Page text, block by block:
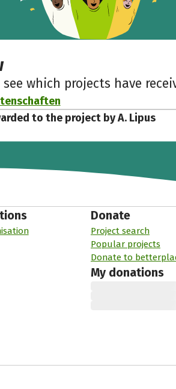
which projects have
to the project by A. Lipus
WhatsApp Messenger
Donate
Project search
Popular projects
Donate to
My donations